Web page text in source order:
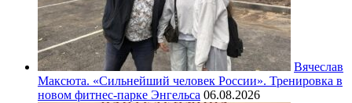
Вячеслав
Максюта. «Сильнейший человек России». Тренировка в
новом фитнес-парке Энгельса 06.08.2026